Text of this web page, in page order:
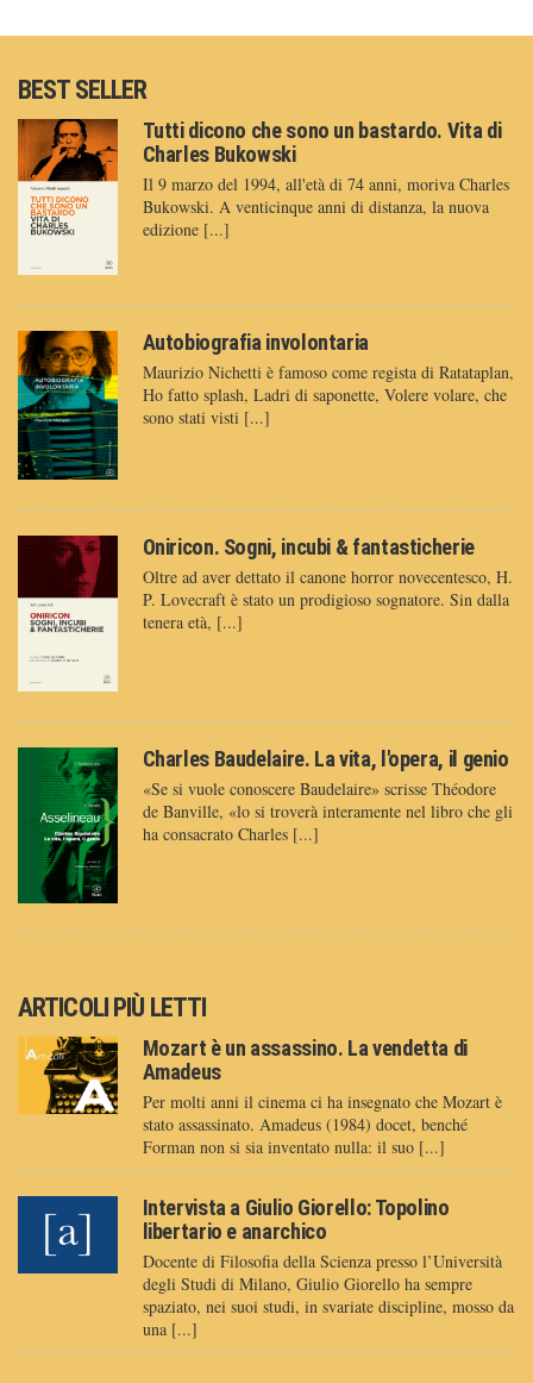
BEST SELLER
Tutti dicono che sono un bastardo. Vita di
Charles Bukowski
Il 9 marzo del 1994, all'età di 74 anni, moriva Charles
Bukowski. A venticinque anni di distanza, la nuova
edizione [...]
Autobiografia involontaria
Maurizio Nichetti è famoso come regista di Ratataplan,
Ho fatto splash, Ladri di saponette, Volere volare, che
sono stati visti [...]
Oniricon. Sogni, incubi & fantasticherie
Oltre ad aver dettato il canone horror novecentesco, H.
P. Lovecraft è stato un prodigioso sognatore. Sin dalla
tenera età, [...]
Charles Baudelaire. La vita, l'opera, il genio
«Se si vuole conoscere Baudelaire» scrisse Théodore
de Banville, «lo si troverà interamente nel libro che gli
ha consacrato Charles [...]
ARTICOLI PIÙ LETTI
Mozart è un assassino. La vendetta di
Amadeus
Per molti anni il cinema ci ha insegnato che Mozart è
stato assassinato. Amadeus (1984) docet, benché
Forman non si sia inventato nulla: il suo [...]
Intervista a Giulio Giorello: Topolino
libertario e anarchico
Docente di Filosofia della Scienza presso l’Università
degli Studi di Milano, Giulio Giorello ha sempre
spaziato, nei suoi studi, in svariate discipline, mosso da
una [...]